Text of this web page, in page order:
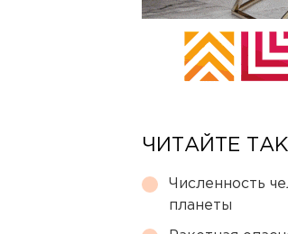
ЧИТАЙТЕ
Численность
планеты